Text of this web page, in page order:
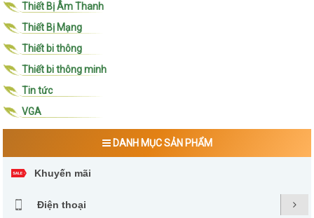
Thiết Bị Âm Thanh
Thiết Bị Mạng
Thiết bi thông
Thiết bi thông minh
Tin tức
VGA
DANH MỤC SẢN PHẨM
Khuyến mãi
Điện thoại